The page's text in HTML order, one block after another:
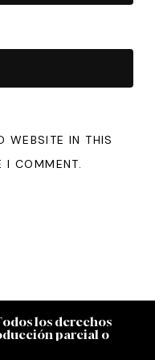
WEBSITE IN THIS
I COMMENT.
odoslos derechos
ducciónparcial o